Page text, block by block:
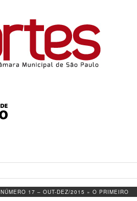
NÚMERO 17 – OUT-DEZ/2015 » O PRIMEIRO